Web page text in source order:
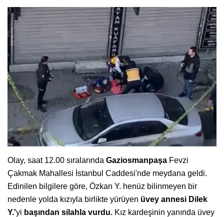
Olay, saat 12.00 sıralarında Gaziosmanpaşa Fevzi
Çakmak Mahallesi İstanbul Caddesi'nde meydana geldi.
Edinilen bilgilere göre, Özkan Y. henüz bilinmeyen bir
nedenle yolda kızıyla birlikte yürüyen üvey annesi Dilek
Y.'yi başından silahla vurdu. Kız kardeşinin yanında üvey